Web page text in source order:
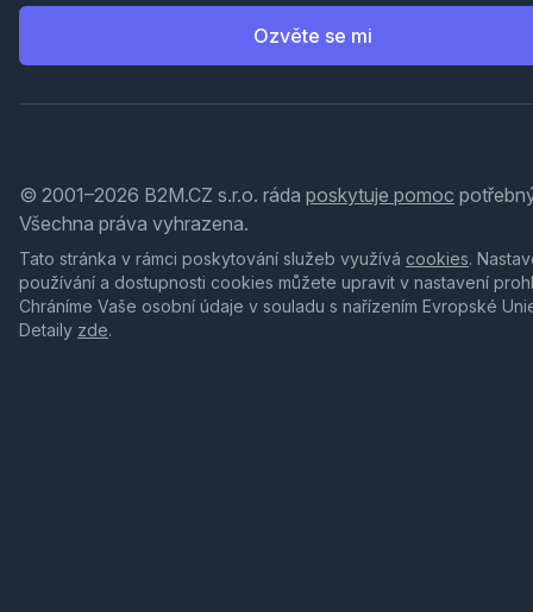
Ozvěte se mi
© 2001–2026 B2M.CZ s.r.o. ráda poskytuje pomoc
Všechna práva vyhrazena.
Tato stránka v rámci poskytování služeb využívá cookies.
používání a dostupnosti cookies můžete upravit v nastavení
Chráníme Vaše osobní údaje v souladu s nařízením Evropské
Detaily zde.